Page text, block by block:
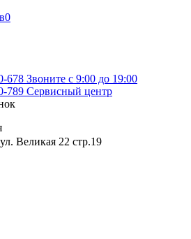
0
678 Звоните с 9:00 до 19:00
789 Сервисный центр
Великая 22 стр.19